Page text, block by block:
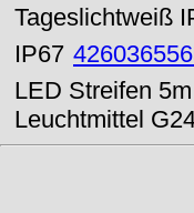
Tageslichtweiß
IP67
LED Streifen
Leuchtmittel